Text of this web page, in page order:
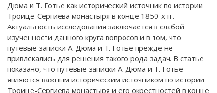
Дюма и Т. Готье как исторический источник по истории
Троице-Сергиева монастыря в конце 1850-х гг.
Актуальность исследования заключается в слабой
изученности данного круга вопросов и в том, что
путевые записки А. Дюма и Т. Готье прежде не
привлекались для решения такого рода задач. В статье
показано, что путевые записки А. Дюма и Т. Готье
являются важным историческим источником по истории
Троице-Сергиева монастыря и его окрестностей в конце